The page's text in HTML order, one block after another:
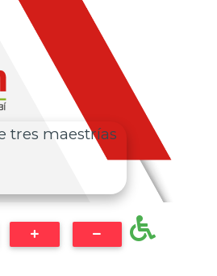
tres maestrías